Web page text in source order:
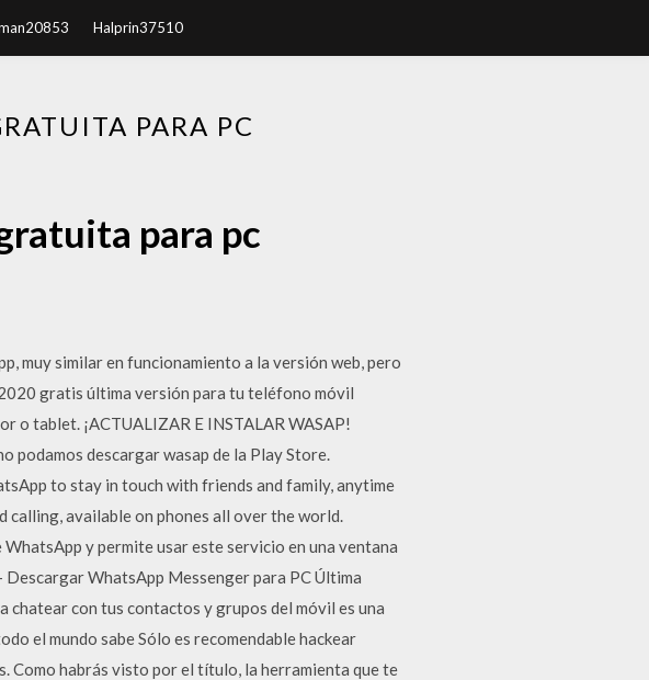
Halprin37510
PARA PC
para pc
muy similar en funcionamiento a la versión web, pero
gratis última versión para tu teléfono móvil
o tablet. ¡ACTUALIZAR E INSTALAR WASAP!
podamos descargar wasap de la Play Store.
to stay in touch with friends and family, anytime
calling, available on phones all over the world.
y permite usar este servicio en una ventana
WhatsApp Messenger para PC Última
con tus contactos y grupos del móvil es una
el mundo sabe Sólo es recomendable hackear
Como habrás visto por el título, la herramienta que te